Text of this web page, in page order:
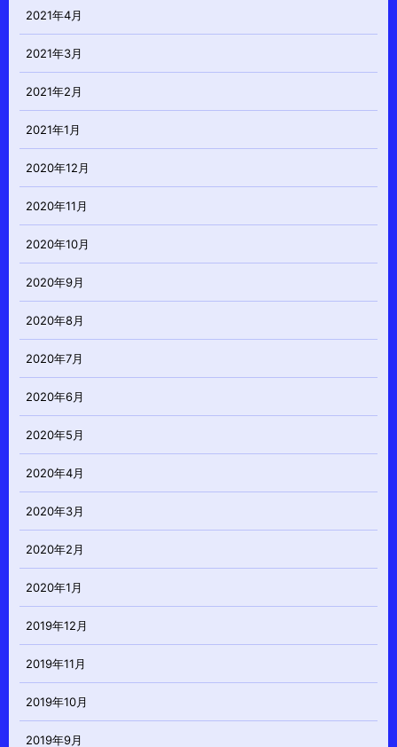
2021年4月
2021年3月
2021年2月
2021年1月
2020年12月
2020年11月
2020年10月
2020年9月
2020年8月
2020年7月
2020年6月
2020年5月
2020年4月
2020年3月
2020年2月
2020年1月
2019年12月
2019年11月
2019年10月
2019年9月